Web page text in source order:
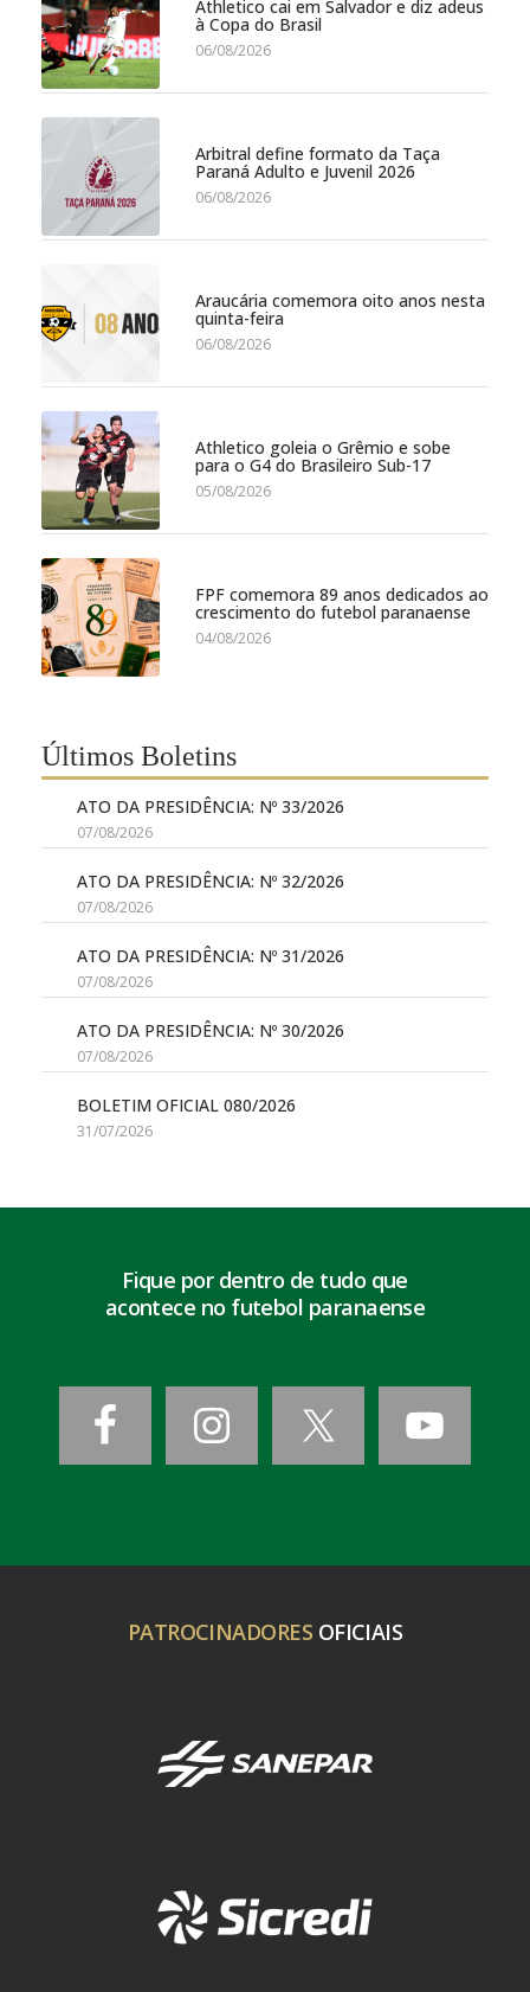
Athletico cai em Salvador e diz adeus
à Copa do Brasil
06/08/2026
Arbitral define formato da Taça
Paraná Adulto e Juvenil 2026
06/08/2026
Araucária comemora oito anos nesta
quinta-feira
06/08/2026
Athletico goleia o Grêmio e sobe
para o G4 do Brasileiro Sub-17
05/08/2026
FPF comemora 89 anos dedicados ao
crescimento do futebol paranaense
04/08/2026
Últimos Boletins
ATO DA PRESIDÊNCIA: Nº 33/2026
07/08/2026
ATO DA PRESIDÊNCIA: Nº 32/2026
07/08/2026
ATO DA PRESIDÊNCIA: Nº 31/2026
07/08/2026
ATO DA PRESIDÊNCIA: Nº 30/2026
07/08/2026
BOLETIM OFICIAL 080/2026
31/07/2026
Fique por dentro de tudo que
acontece no futebol paranaense
PATROCINADORES OFICIAIS